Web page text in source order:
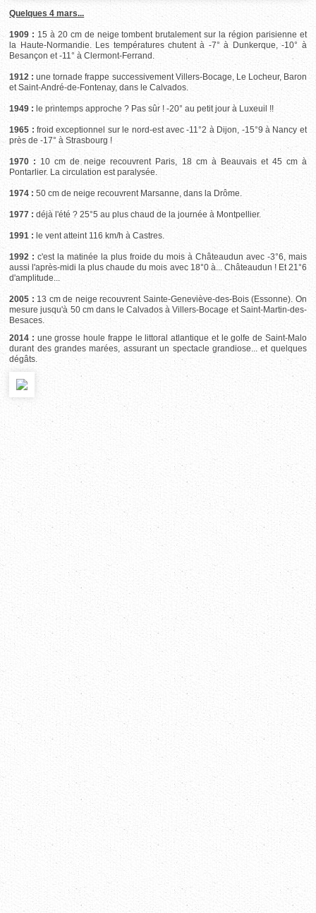
Quelques 4 mars...
1909 : 15 à 20 cm de neige tombent brutalement sur la région parisienne et
la Haute-Normandie. Les températures chutent à -7° à Dunkerque, -10° à
Besançon et -11° à Clermont-Ferrand.
1912 : une tornade frappe successivement Villers-Bocage, Le Locheur, Baron
et Saint-André-de-Fontenay, dans le Calvados.
1949 : le printemps approche ? Pas sûr ! -20° au petit jour à Luxeuil !!
1965 : froid exceptionnel sur le nord-est avec -11°2 à Dijon, -15°9 à Nancy et
près de -17° à Strasbourg !
1970 : 10 cm de neige recouvrent Paris, 18 cm à Beauvais et 45 cm à
Pontarlier. La circulation est paralysée.
1974 : 50 cm de neige recouvrent Marsanne, dans la Drôme.
1977 : déjà l'été ? 25°5 au plus chaud de la journée à Montpellier.
1991 : le vent atteint 116 km/h à Castres.
1992 : c'est la matinée la plus froide du mois à Châteaudun avec -3°6, mais
aussi l'après-midi la plus chaude du mois avec 18°0 à... Châteaudun ! Et 21°6
d'amplitude...
2005 : 13 cm de neige recouvrent Sainte-Geneviève-des-Bois (Essonne). On
mesure jusqu'à 50 cm dans le Calvados à Villers-Bocage et Saint-Martin-des-
Besaces.
2014 : une grosse houle frappe le littoral atlantique et le golfe de Saint-Malo
durant des grandes marées, assurant un spectacle grandiose... et quelques
dégâts.